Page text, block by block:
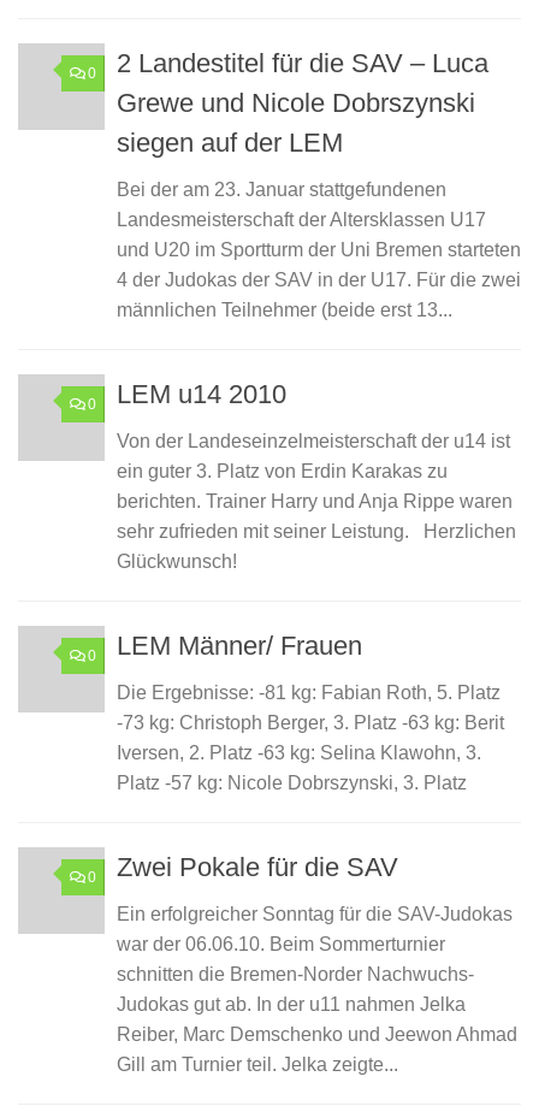
0
2 Landestitel für die SAV – Luca
Grewe und Nicole Dobrszynski
siegen auf der LEM
Bei der am 23. Januar stattgefundenen
Landesmeisterschaft der Altersklassen U17
und U20 im Sportturm der Uni Bremen starteten
4 der Judokas der SAV in der U17. Für die zwei
männlichen Teilnehmer (beide erst 13...
0 LEM u14 2010
Von der Landeseinzelmeisterschaft der u14 ist
ein guter 3. Platz von Erdin Karakas zu
berichten. Trainer Harry und Anja Rippe waren
sehr zufrieden mit seiner Leistung. Herzlichen
Glückwunsch!
0 LEM Männer/ Frauen
Die Ergebnisse: -81 kg: Fabian Roth, 5. Platz
-73 kg: Christoph Berger, 3. Platz -63 kg: Berit
Iversen, 2. Platz -63 kg: Selina Klawohn, 3.
Platz -57 kg: Nicole Dobrszynski, 3. Platz
0 Zwei Pokale für die SAV
Ein erfolgreicher Sonntag für die SAV-Judokas
war der 06.06.10. Beim Sommerturnier
schnitten die Bremen-Norder Nachwuchs-
Judokas gut ab. In der u11 nahmen Jelka
Reiber, Marc Demschenko und Jeewon Ahmad
Gill am Turnier teil. Jelka zeigte...